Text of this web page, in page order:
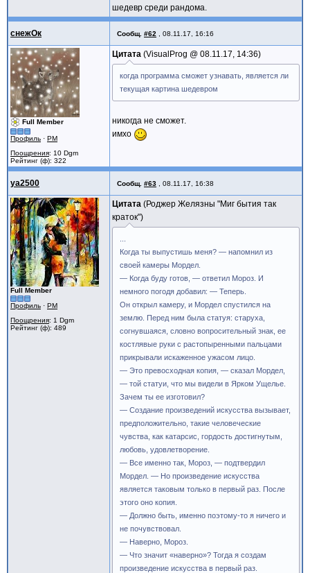
шедевр среди рандома.
снежОк Сообщ. #62 08.11.17, 16:16
Full Member
Профиль · PM
Поощрения: 10 Dgm
Рейтинг (ф): 322
Цитата VisualProg @ 08.11.17, 14:36
когда программа сможет узнавать, является ли
текущая картина шедевром
никогда не сможет.
имхо
ya2500 Сообщ. #63 08.11.17, 16:38
Full Member
Профиль · PM
Поощрения: 1 Dgm
Рейтинг (ф): 489
Цитата
Роджер Желязны "Миг бытия так
краток"
Когда ты выпустишь меня? — напомнил из
своей камеры Мордел.
— Когда буду готов, — ответил Мороз. И
немного погодя добавил: — Теперь.
Он открыл камеру, и Мордел спустился на
землю. Перед ним была статуя: старуха,
согнувшаяся, словно вопросительный знак, ее
костлявые руки с растопыренными пальцами
прикрывали искаженное ужасом лицо.
— Это превосходная копия, — сказал Мордел,
— той статуи, что мы видели в Ярком Ущелье.
Зачем ты ее изготовил?
— Создание произведений искусства вызывает,
предположительно, такие человеческие
чувства, как катарсис, гордость достигнутым,
любовь, удовлетворение.
— Все именно так, Мороз, — подтвердил
Мордел. — Но произведение искусства
является таковым только в первый раз. После
этого оно копия.
— Должно быть, именно поэтому-то я ничего и
не почувствовал.
— Наверно, Мороз.
— Что значит «наверно»? Тогда я создам
произведение искусства в первый раз.